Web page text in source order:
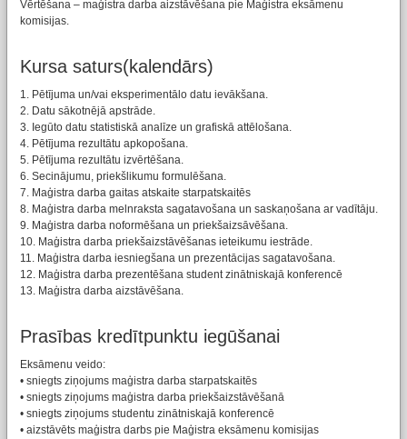
Vērtēšana – maģistra darba aizstāvēšana pie Maģistra eksāmenu
komisijas.
Kursa saturs(kalendārs)
1. Pētījuma un/vai eksperimentālo datu ievākšana.
2. Datu sākotnējā apstrāde.
3. Iegūto datu statistiskā analīze un grafiskā attēlošana.
4. Pētījuma rezultātu apkopošana.
5. Pētījuma rezultātu izvērtēšana.
6. Secinājumu, priekšlikumu formulēšana.
7. Maģistra darba gaitas atskaite starpatskaitēs
8. Maģistra darba melnraksta sagatavošana un saskaņošana ar vadītāju.
9. Maģistra darba noformēšana un priekšaizsāvēšana.
10. Maģistra darba priekšaizstāvēšanas ieteikumu iestrāde.
11. Maģistra darba iesniegšana un prezentācijas sagatavošana.
12. Maģistra darba prezentēšana student zinātniskajā konferencē
13. Maģistra darba aizstāvēšana.
Prasības kredītpunktu iegūšanai
Eksāmenu veido:
• sniegts ziņojums maģistra darba starpatskaitēs
• sniegts ziņojums maģistra darba priekšaizstāvēšanā
• sniegts ziņojums studentu zinātniskajā konferencē
• aizstāvēts maģistra darbs pie Maģistra eksāmenu komisijas